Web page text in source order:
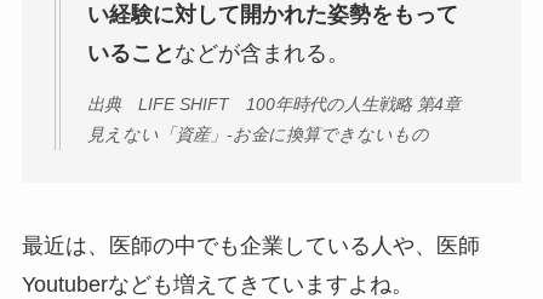
い経験に対して開かれた姿勢をもって
いること などが含まれる。
出典 LIFE SHIFT 100年時代の人生戦略 第4章
見えない「資産」-お金に換算できないもの
最近は、医師の中でも企業している人や、医師
Youtuberなども増えてきていますよね。